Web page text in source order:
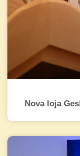
Nova loja